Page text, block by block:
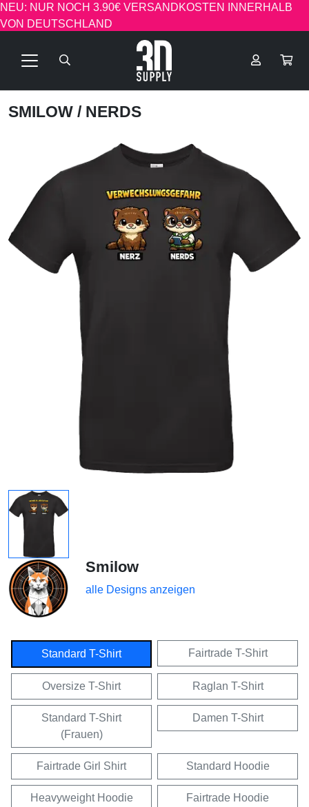
NEU: NUR NOCH 3.90€ VERSANDKOSTEN INNERHALB
VON DEUTSCHLAND
SMILOW / NERDS
Smilow
alle Designs anzeigen
Standard T-Shirt Fairtrade T-Shirt
Oversize T-Shirt Raglan T-Shirt
Standard T-Shirt
(Frauen)
Damen T-Shirt
Fairtrade Girl Shirt Standard Hoodie
Heavyweight Hoodie Fairtrade Hoodie